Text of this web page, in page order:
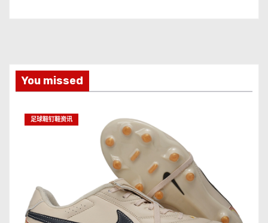
You missed
足球鞋钉鞋资讯